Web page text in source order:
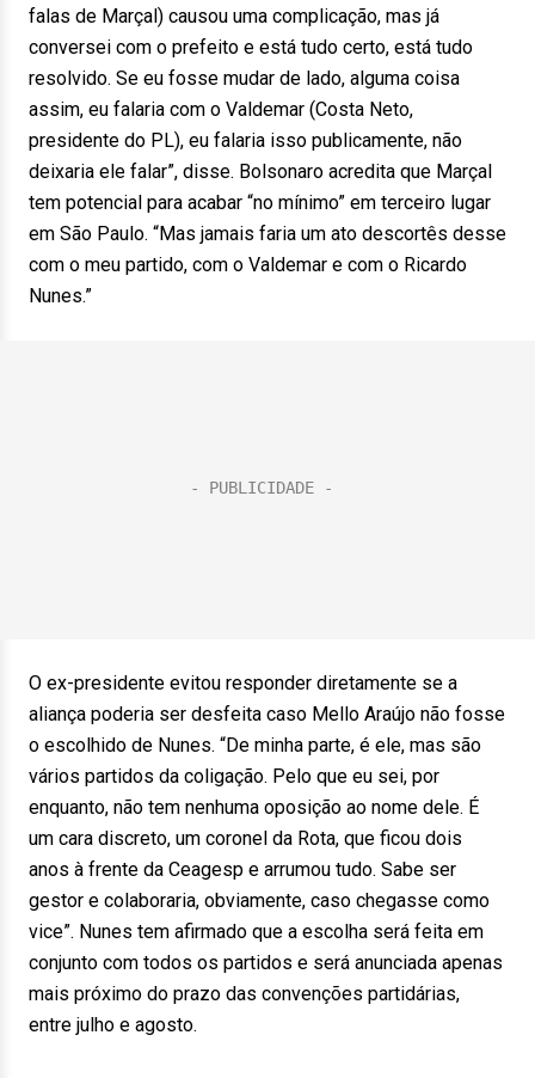
falas de Marçal) causou uma complicação, mas já
conversei com o prefeito e está tudo certo, está tudo
resolvido. Se eu fosse mudar de lado, alguma coisa
assim, eu falaria com o Valdemar (Costa Neto,
presidente do PL), eu falaria isso publicamente, não
deixaria ele falar”, disse. Bolsonaro acredita que Marçal
tem potencial para acabar “no mínimo” em terceiro lugar
em São Paulo. “Mas jamais faria um ato descortês desse
com o meu partido, com o Valdemar e com o Ricardo
Nunes.”
O ex-presidente evitou responder diretamente se a
aliança poderia ser desfeita caso Mello Araújo não fosse
o escolhido de Nunes. “De minha parte, é ele, mas são
vários partidos da coligação. Pelo que eu sei, por
enquanto, não tem nenhuma oposição ao nome dele. É
um cara discreto, um coronel da Rota, que ficou dois
anos à frente da Ceagesp e arrumou tudo. Sabe ser
gestor e colaboraria, obviamente, caso chegasse como
vice”. Nunes tem afirmado que a escolha será feita em
conjunto com todos os partidos e será anunciada apenas
mais próximo do prazo das convenções partidárias,
entre julho e agosto.